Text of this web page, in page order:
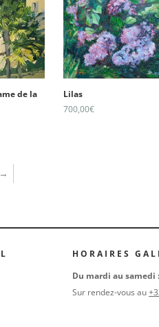
de la
Lilas
700,00€
→
HORAIRES
Du mardi au samedi
Sur rendez-vous au